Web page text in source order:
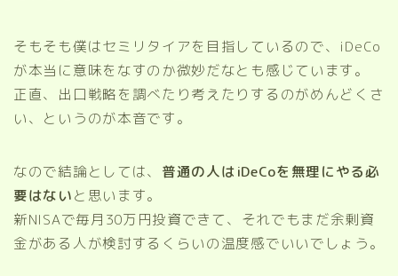
そもそも僕はセミリタイアを目指しているので、iDeCo
が本当に意味をなすのか微妙だなとも感じています。
正直、出口戦略を調べたり考えたりするのがめんどくさ
い、というのが本音です。
なので結論としては、 普通の人はiDeCoを無理にやる必
要はないと思います。
新NISAで毎月30万円投資できて、それでもまだ余剰資
金がある人が検討するくらいの温度感でいいでしょう。